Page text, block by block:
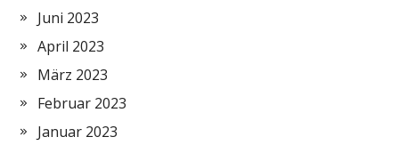
Juni 2023
April 2023
März 2023
Februar 2023
Januar 2023